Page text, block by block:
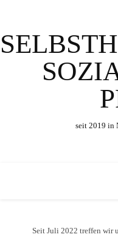
seit 2019 in
Seit Juli 2022 treffen wir